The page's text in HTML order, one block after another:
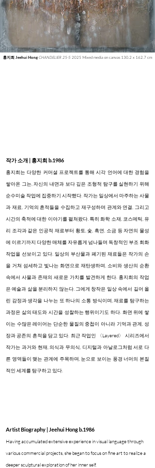
홍지희 Jeehui Hong CHANDELIER 25-5 2025 Mixed media on canvas 130.2 x 162.7 cm
작가 소개 | 홍지희 b.1986​
홍지희는 다양한 커머셜 프로젝트를 통해 시각 언어에 대한 경험을
쌓아온 그는, 자신의 내면과 보다 깊은 조형적 탐구를 실현하기 위해
순수미술 작업에 집중하기 시작했다. 작가는 일상에서 마주하는 사물
과 재료, 기억의 흔적들을 수집하고 재구성하며 관계와 연결, 그리고
시간의 축적에 대한 이야기를 펼쳐왔다. 특히 화학 소재, 코스메틱, 유
리 조각과 같은 인공적 재료부터 황토, 숯, 흑연, 소금 등 자연의 물성
에 이르기까지 다양한 매체를 자유롭게 넘나들며 독창적인 부조 회화
작업을 선보이고 있다. 일상의 부산물과 폐기된 재료들은 작가의 손
을 거쳐 섬세하고 빛나는 화면으로 재탄생하며, 소비와 생산의 순환
속에서 사물과 존재의 새로운 가치를 발견하게 한다. 홍지희의 작업
은 예술과 삶을 분리하지 않는다. 그에게 창작은 일상 속에서 길어 올
린 감정과 생각을 나누는 또 하나의 소통 방식이며, 재료를 탐구하는
과정은 삶의 태도와 시간을 성찰하는 행위이기도 하다. 화면 위에 쌓
이는 수많은 레이어는 단순한 물질의 중첩이 아니라 기억과 관계, 성
장과 공존의 흔적을 담고 있다. 최근 작업인 〈Layered〉 시리즈에서
작가는 과거와 현재, 의식과 무의식, 디지털과 아날로그처럼 서로 다
른 영역들이 맺는 관계에 주목하며, 눈으로 보이는 풍경 너머의 본질
적인 세계를 탐구하고 있다.
Artist Biography | Jeehui Hong b.1986
Having accumulated extensive experience in visual language through
various commercial projects, she began to focus on fine art to realize a
deeper sculptural exploration of her inner self.